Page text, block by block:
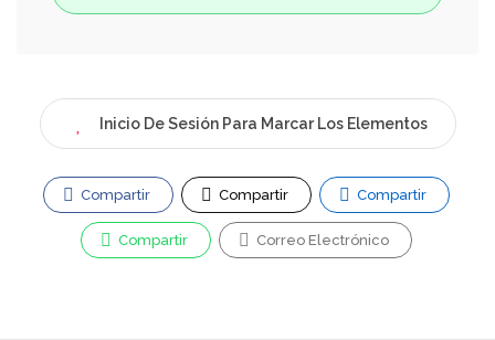
Inicio De Sesión Para Marcar Los Elementos
Compartir Compartir Compartir
Compartir Correo Electrónico